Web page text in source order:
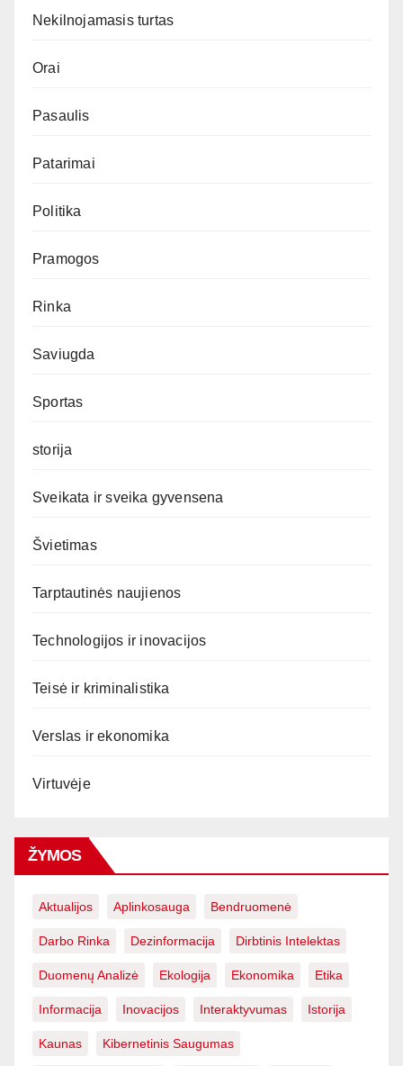
Nekilnojamasis turtas
Orai
Pasaulis
Patarimai
Politika
Pramogos
Rinka
Saviugda
Sportas
storija
Sveikata ir sveika gyvensena
Švietimas
Tarptautinės naujienos
Technologijos ir inovacijos
Teisė ir kriminalistika
Verslas ir ekonomika
Virtuvėje
ŽYMOS
Aktualijos Aplinkosauga Bendruomenė
Darbo Rinka Dezinformacija Dirbtinis Intelektas
Duomenų Analizė Ekologija Ekonomika Etika
Informacija Inovacijos Interaktyvumas Istorija
Kaunas Kibernetinis Saugumas